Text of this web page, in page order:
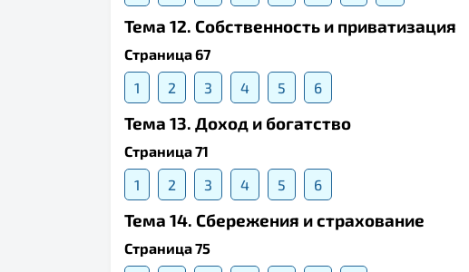
Тема 12. Собственность и приватизация
Страница 67
1
2 3 4 5 6
Тема 13. Доход и богатство
Страница 71
1
2 3 4 5 6
Тема 14. Сбережения и страхование
Страница 75